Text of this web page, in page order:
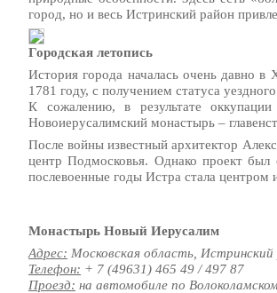
город, но и весь Истринский район
Городская летопись
История города началась очень давно в
1781 году, с получением статуса
К сожалению, в результате
Новоиерусалимский монастырь –
После войны известный архитектор
центр Подмосковья. Однако проект был
послевоенные годы Истра стала центром
Монастырь Новый Иерусалим
Адрес: Московская область,
Телефон: + 7 (49631) 465 49 / 497 87
Проезд: на автомобиле по